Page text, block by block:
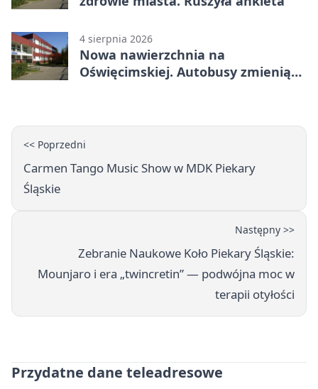
4 sierpnia 2026
Nowa nawierzchnia na
Oświęcimskiej. Autobusy zmienią
<< Poprzedni
Carmen Tango Music Show w MDK Piekary
Śląskie
Następny >>
Zebranie Naukowe Koło Piekary Śląskie:
Mounjaro i era „twincretin” — podwójna moc w
terapii otyłości
Przydatne dane teleadresowe